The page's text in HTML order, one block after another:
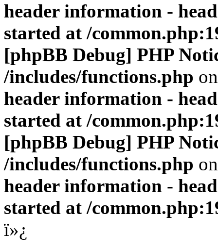
header information -
started at /
[phpBB Debug] PHP
/includes/functions.php
header information -
started at /
[phpBB Debug] PHP
/includes/functions.php
header information -
started at /
ï»¿